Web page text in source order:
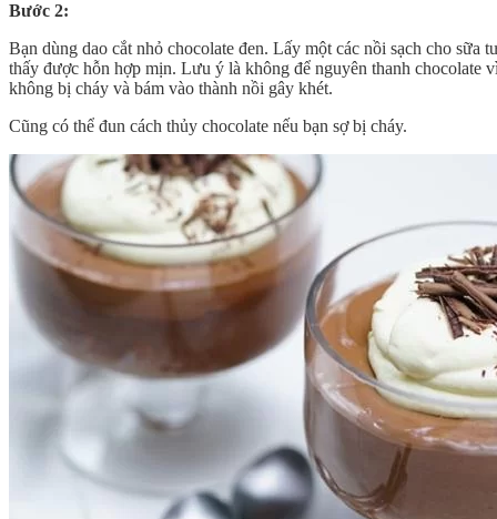
Bước 2:
Bạn dùng dao cắt nhỏ chocolate đen. Lấy một các nồi sạch cho
thấy được hỗn hợp mịn. Lưu ý là không để nguyên thanh chocolate
không bị cháy và bám vào thành nồi gây khét.
Cũng có thể đun cách thủy chocolate nếu bạn sợ bị cháy.